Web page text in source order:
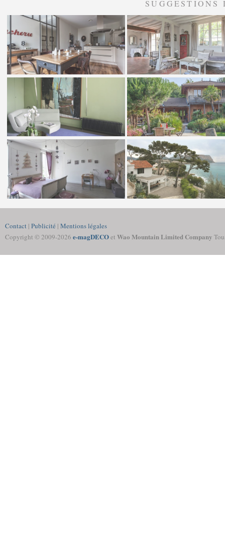
Contact | Publicité | Mentions légales
Copyright © 2009-2026 e-magDECOet Wao Mountain Limited Company